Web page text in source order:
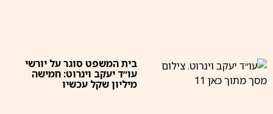
בית המשפט סוגר על יורשי
עו״ד יעקב וינרוט: חמישה
מיליון שקל עכשיו